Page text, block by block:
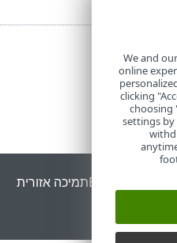
ESET Statusתמיכה אזורית
We and
online
clicking
choosing
settings by